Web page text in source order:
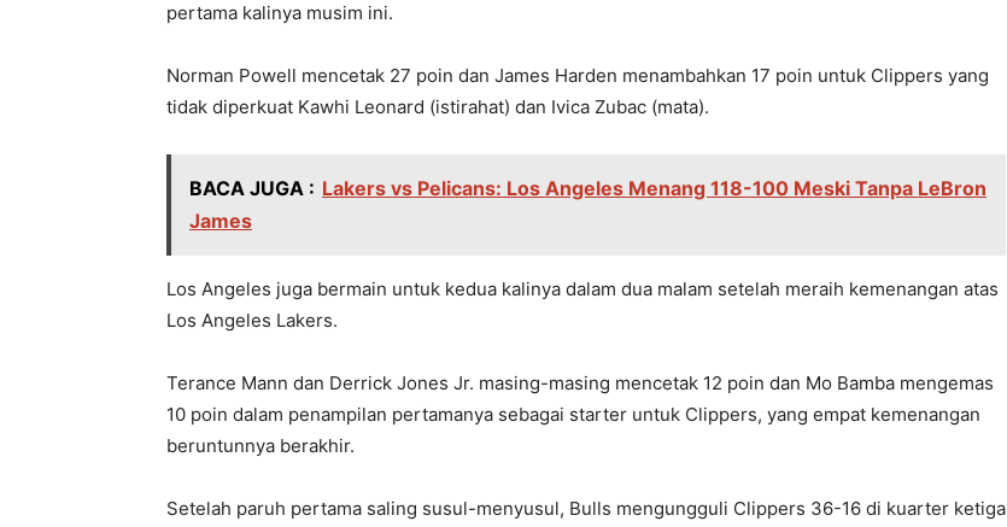
pertama kalinya musim ini.
Norman Powell mencetak 27 poin dan James Harden menambahkan 17 poin untuk Clippers yang
tidak diperkuat Kawhi Leonard (istirahat) dan Ivica Zubac (mata).
BACA JUGA : Lakers vs Pelicans: Los Angeles Menang 118-100 Meski Tanpa LeBron
James
Los Angeles juga bermain untuk kedua kalinya dalam dua malam setelah meraih kemenangan atas
Los Angeles Lakers.
Terance Mann dan Derrick Jones Jr. masing-masing mencetak 12 poin dan Mo Bamba mengemas
10 poin dalam penampilan pertamanya sebagai starter untuk Clippers, yang empat kemenangan
beruntunnya berakhir.
Setelah paruh pertama saling susul-menyusul, Bulls mengungguli Clippers 36-16 di kuarter ketiga